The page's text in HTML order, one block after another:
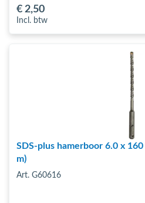
€ 2,50
Incl. btw
SDS-plus hamerboor 6.0 x
m)
Art. G60616